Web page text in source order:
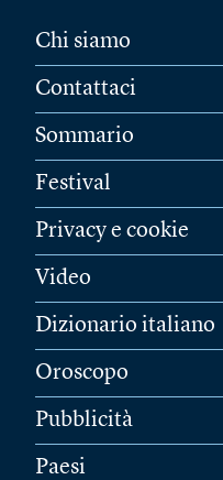
Chi siamo
Contattaci
Sommario
Festival
Privacy e cookie
Video
Dizionario italiano
Oroscopo
Pubblicità
Paesi